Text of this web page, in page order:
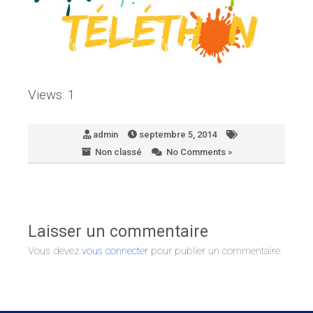
Views: 1
admin
septembre 5, 2014
Non classé
No Comments »
Laisser un commentaire
Vous devez vous connecter pour publier un commentaire.